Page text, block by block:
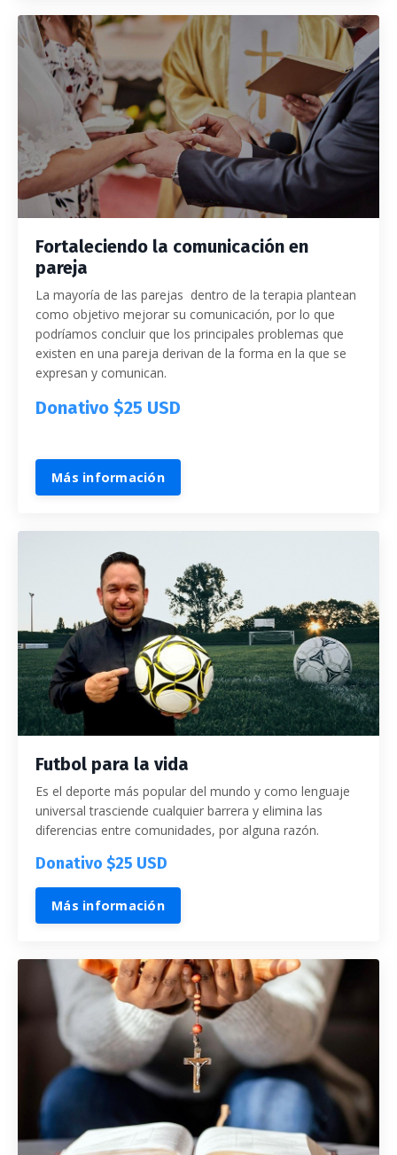
Fortaleciendo la comunicación en
pareja
La mayoría de las parejas dentro de la terapia plantean
como objetivo mejorar su comunicación, por lo que
podríamos concluir que los principales problemas que
existen en una pareja derivan de la forma en la que se
expresan y comunican.
Donativo $25 USD
Más información
Futbol para la vida
Es el deporte más popular del mundo y como lenguaje
universal trasciende cualquier barrera y elimina las
diferencias entre comunidades, por alguna razón.
Donativo $25 USD
Más información